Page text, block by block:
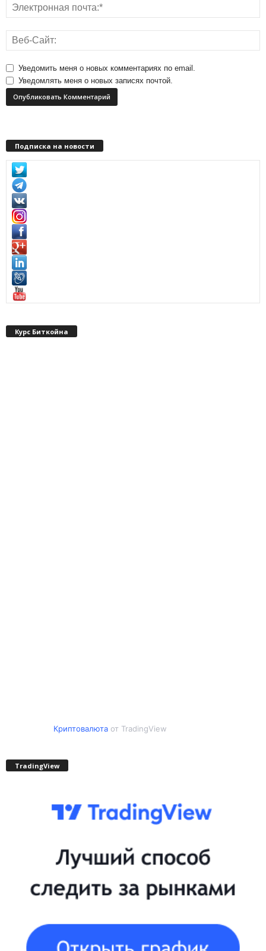
Уведомить меня о новых комментариях по email.
Уведомлять меня о новых записях почтой.
Подписка на новости
Курс Биткойна
Криптовалютаот TradingView
TradingView